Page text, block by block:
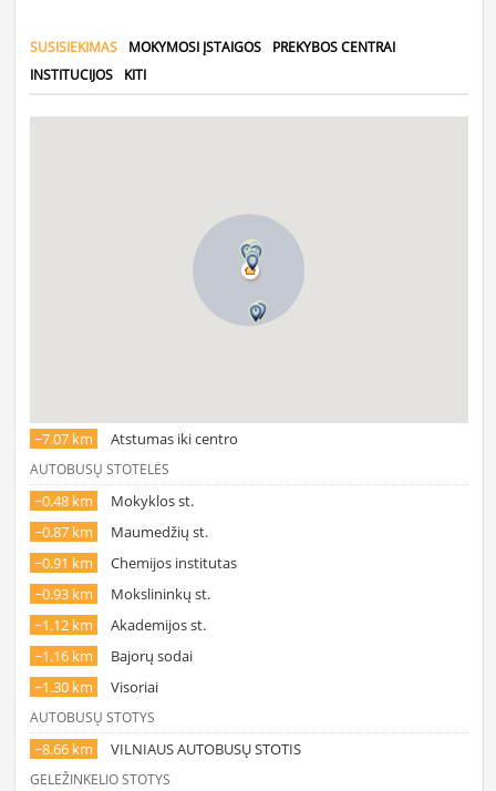
SUSISIEKIMAS MOKYMOSI ĮSTAIGOS
PREKYBOS CENTRAI
INSTITUCIJOS
KITI
~7.07 km Atstumas iki centro
AUTOBUSŲ STOTELĖS
~0.48 km
Mokyklos st.
~0.87 km
Maumedžių st.
~0.91 km
Chemijos institutas
~0.93 km
Mokslininkų st.
~1.12 km
Akademijos st.
~1.16 km
Bajorų sodai
~1.30 km
Visoriai
AUTOBUSŲ STOTYS
~8.66 km VILNIAUS AUTOBUSŲ STOTIS
GELEŽINKELIO STOTYS